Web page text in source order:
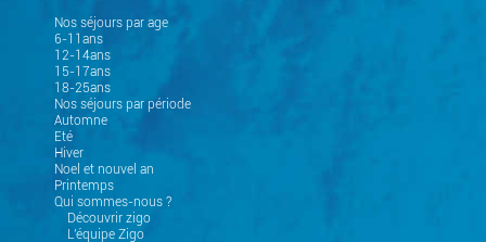
Nos séjours par age
6-11ans
12-14ans
15-17ans
18-25ans
Nos séjours par période
Automne
Eté
Hiver
Noel et nouvel an
Printemps
Qui sommes-nous ?
Découvrir zigo
L'équipe Zigo